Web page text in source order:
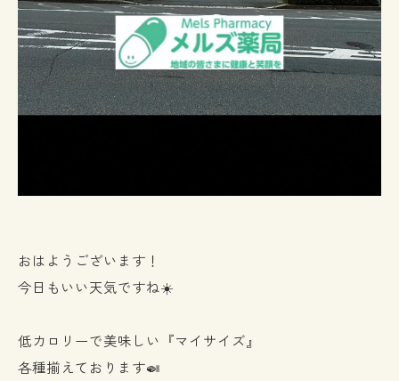
おはようございます！
今日もいい天気ですね☀️
低カロリーで美味しい『マイサイズ』
各種揃えております🍛